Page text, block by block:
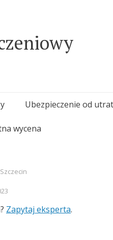
Ubezpieczenie od
wycena
Zapytaj eksperta.